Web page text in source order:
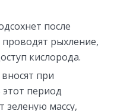
после
рыхление,
кислорода.
при
период
зеленую массу,